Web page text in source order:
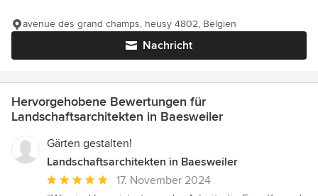
Nachricht
avenue des grand champs, heusy 4802, Belgien
Hervorgehobene Bewertungen für
Landschaftsarchitekten in Baesweiler
Gärten gestalten!
Landschaftsarchitekten in Baesweiler
Durchschnittliche17. November 2024